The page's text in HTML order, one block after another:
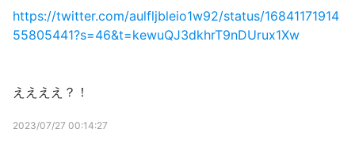
https://twitter.com/aulfljbleio1w92/status/16841171914
55805441?s=46&t=kewuQJ3dkhrT9nDUrux1Xw
ええええ？！
2023/07/27 00:14:27